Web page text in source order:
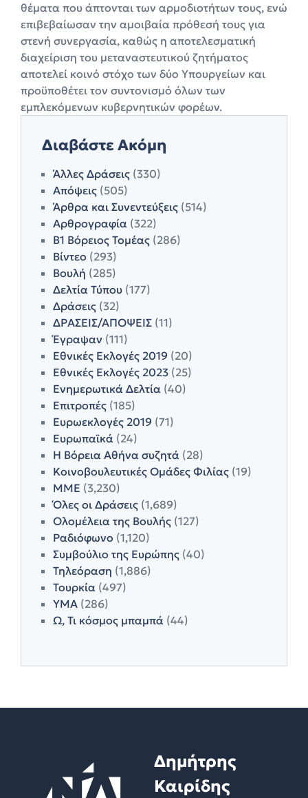
θέματα που άπτονται των αρμοδιοτήτων τους, ενώ
επιβεβαίωσαν την αμοιβαία πρόθεσή τους για
στενή συνεργασία, καθώς η αποτελεσματική
διαχείριση του μεταναστευτικού ζητήματος
αποτελεί κοινό στόχο των δύο Υπουργείων και
προϋποθέτει τον συντονισμό όλων των
εμπλεκόμενων κυβερνητικών φορέων.
Διαβάστε Ακόμη
Άλλες Δράσεις (330)
Απόψεις (505)
Άρθρα και Συνεντεύξεις (514)
Αρθρογραφία (322)
Β1 Βόρειος Τομέας (286)
Βίντεο (293)
Βουλή (285)
Δελτία Τύπου (177)
Δράσεις (32)
ΔΡΑΣΕΙΣ/ΑΠΟΨΕΙΣ (11)
Έγραψαν (111)
Εθνικές Εκλογές 2019 (20)
Εθνικές Εκλογές 2023 (25)
Ενημερωτικά Δελτία (40)
Επιτροπές (185)
Ευρωεκλογές 2019 (71)
Ευρωπαϊκά (24)
Η Βόρεια Αθήνα συζητά (28)
Κοινοβουλευτικές Ομάδες Φιλίας (19)
ΜΜΕ (3,230)
Όλες οι Δράσεις (1,689)
Ολομέλεια της Βουλής (127)
Ραδιόφωνο (1,120)
Συμβούλιο της Ευρώπης (40)
Τηλεόραση (1,886)
Τουρκία (497)
ΥΜΑ (286)
Ω, Τι κόσμος μπαμπά (44)
Δημήτρης
Καιρίδης